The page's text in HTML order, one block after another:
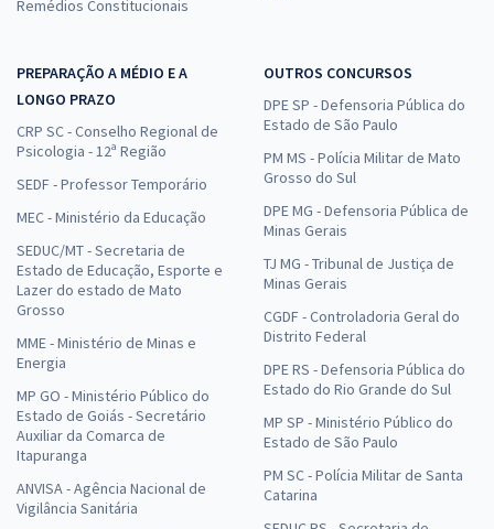
Remédios Constitucionais
PREPARAÇÃO A MÉDIO E A
LONGO PRAZO
CRP SC - Conselho Regional de
Psicologia - 12ª Região
SEDF - Professor Temporário
MEC - Ministério da Educação
SEDUC/MT - Secretaria de
Estado de Educação, Esporte e
Lazer do estado de Mato
Grosso
MME - Ministério de Minas e
Energia
MP GO - Ministério Público do
Estado de Goiás - Secretário
Auxiliar da Comarca de
Itapuranga
ANVISA - Agência Nacional de
Vigilância Sanitária
OUTROS CONCURSOS
DPE SP - Defensoria Pública do
Estado de São Paulo
PM MS - Polícia Militar de Mato
Grosso do Sul
DPE MG - Defensoria Pública de
Minas Gerais
TJ MG - Tribunal de Justiça de
Minas Gerais
CGDF - Controladoria Geral do
Distrito Federal
DPE RS - Defensoria Pública do
Estado do Rio Grande do Sul
MP SP - Ministério Público do
Estado de São Paulo
PM SC - Polícia Militar de Santa
Catarina